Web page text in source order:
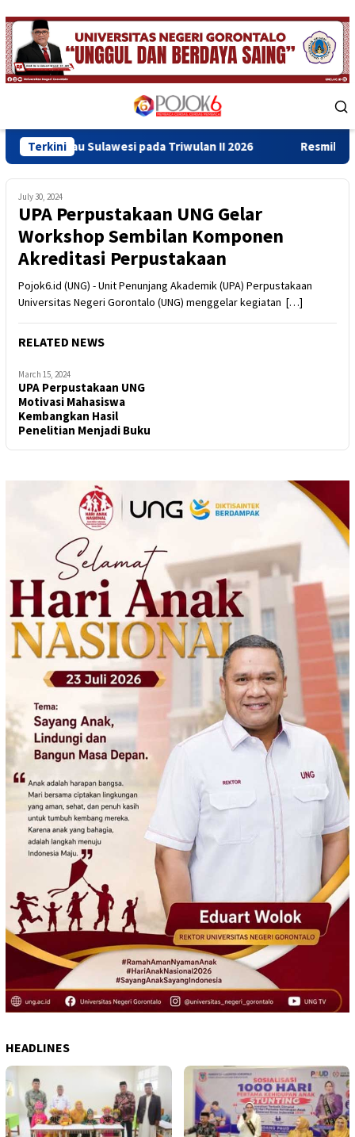
Skip
to
content
Menu
Terkinipada Triwulan II 2026 Resmikan Gedung Baru
July 30, 2024
UPA Perpustakaan UNG Gelar
Workshop Sembilan Komponen
Akreditasi Perpustakaan
Pojok6.id (UNG) - Unit Penunjang Akademik (UPA) Perpustakaan
Universitas Negeri Gorontalo (UNG) menggelar kegiatan […]
RELATED NEWS
March 15, 2024
UPA Perpustakaan UNG
Motivasi Mahasiswa
Kembangkan Hasil
Penelitian Menjadi Buku
HEADLINES